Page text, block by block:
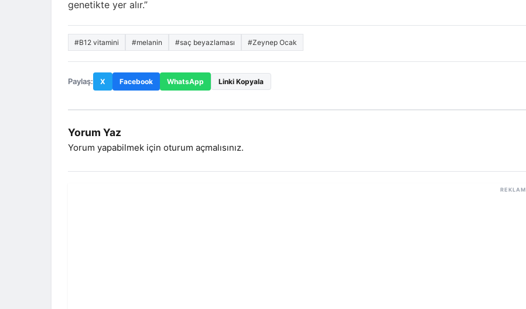
genetikte yer alır.”
#B12 vitamini #melanin #saç beyazlaması #Zeynep Ocak
Paylaş: X Facebook WhatsApp Linki Kopyala
Yorum Yaz
Yorum yapabilmek için oturum açmalısınız.
REKLAM